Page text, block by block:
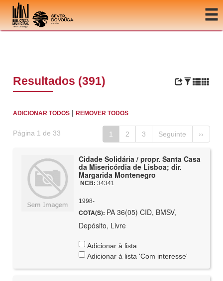
Ir para o conteúdo
Resultados (391)
ADICIONAR TODOS |REMOVER TODOS
Página 1 de 33 1 2 3 Seguinte ››
Cidade Solidária / propr. Santa Casa
da Misericórdia de Lisboa; dir.
Margarida Montenegro
NCB: 34341
1998-
COTA(S): PA 36(05) CID, BMSV,
Depósito, Livre
Adicionar à lista
Adicionar à lista 'Com interesse'